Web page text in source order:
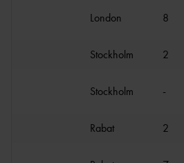
London 8
Stockholm 2
Stockholm -
Rabat 2